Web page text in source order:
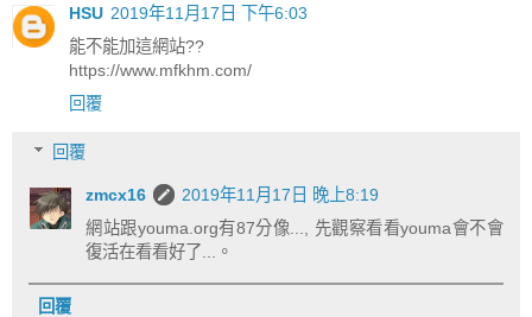
HSU 2019年11月17日 下午6:03
能不能加這網站??
https://www.mfkhm.com/
回覆
回覆
zmcx16
2019年11月17日 晚上8:19
網站跟youma.org有87分像..., 先觀察看看youma會不會
復活在看看好了...。
回覆